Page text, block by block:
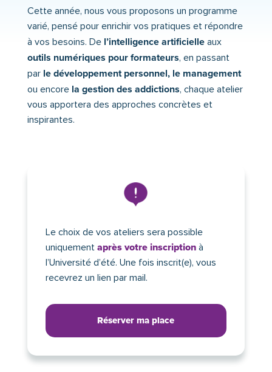
Cette année, nous vous proposons un programme
varié, pensé pour enrichir vos pratiques et répondre
à vos besoins. De l’intelligence artificielleaux
outils numériques pour formateurs, en passant
par le développement personnel, le management
ou encore la gestion des addictions, chaque atelier
vous apportera des approches concrètes et
inspirantes.
Le choix de vos ateliers sera possible
uniquement après votre inscriptionà
l’Université d’été. Une fois inscrit(e), vous
recevrez un lien par mail.
Réserver ma place